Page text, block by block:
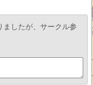
ましたが、サークル参